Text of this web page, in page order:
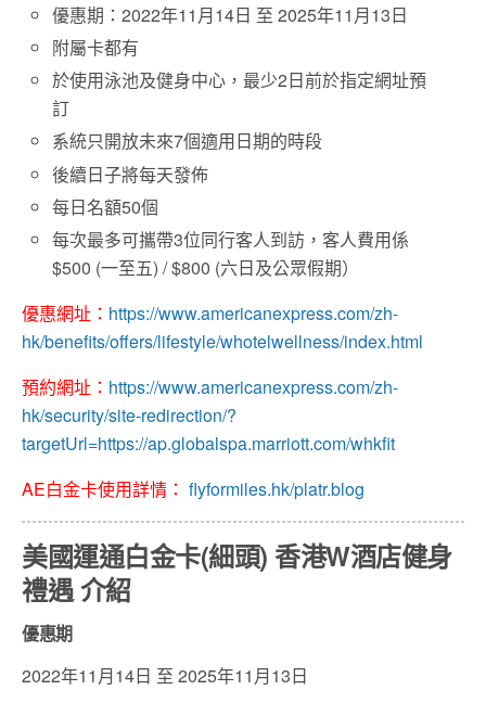
優惠期：2022年11月14日 至 2025年11月13日
附屬卡都有
於使用泳池及健身中心，最少2日前於指定網址預
訂
系統只開放未來7個適用日期的時段
後續日子將每天發佈
每日名額50個
每次最多可攜帶3位同行客人到訪，客人費用係
$500 (一至五) / $800 (六日及公眾假期）
優惠網址： https://www.americanexpress.com/zh-
hk/benefits/offers/lifestyle/whotelwellness/index.html
預約網址： https://www.americanexpress.com/zh-
hk/security/site-redirection/?
targetUrl=https://ap.globalspa.marriott.com/whkfit
AE白金卡使用詳情： flyformiles.hk/platr.blog
美國運通白金卡(細頭) 香港W酒店健身
禮遇 介紹
優惠期
2022年11月14日 至 2025年11月13日